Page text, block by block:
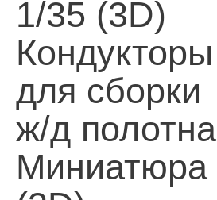
1/35 (3D)
Кондукторы
для сборки
ж/д полотна
Миниатюра